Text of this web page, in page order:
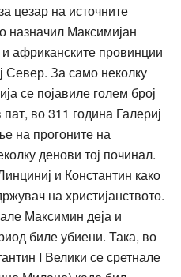
цезар на источните
назначил Максимијан
африканските провинции
Север. За само неколку
се појавиле голем број
во 311 година Галериј
на прогоните на
денови тој починал.
и Константин како
на христијанството.
Максимин деја и
биле убиени. Така, во
I Велики се сретнале